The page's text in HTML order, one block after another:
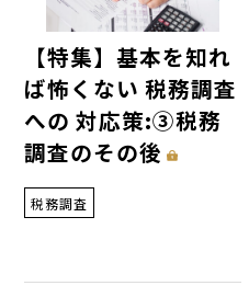
【特集】基本を知れ
ば怖くない 税務調査
への 対応策:③税務
調査のその後
税務調査